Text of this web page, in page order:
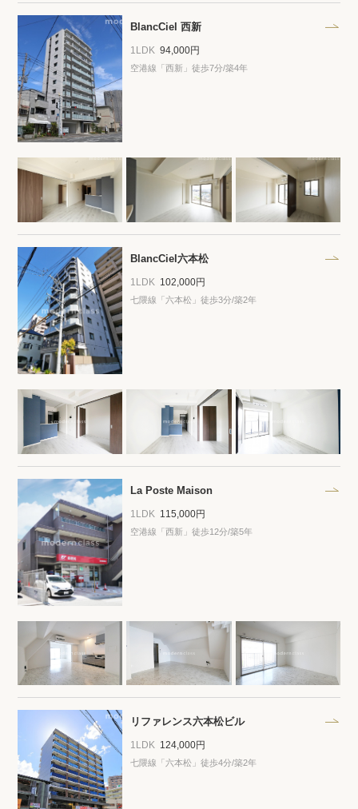
商標について サイトマップ
BlancCiel 西新
1LDK 94,000円
空港線「西新」徒歩7分/築4年
BlancCiel六本松
1LDK 102,000円
七隈線「六本松」徒歩3分/築2年
La Poste Maison
1LDK 115,000円
空港線「西新」徒歩12分/築5年
リファレンス六本松ビル
1LDK 124,000円
七隈線「六本松」徒歩4分/築2年